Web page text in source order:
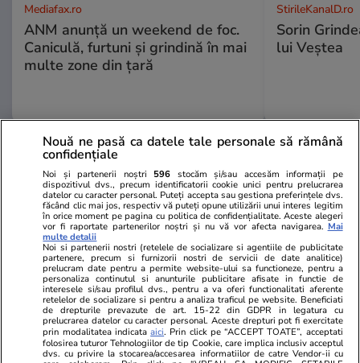
Mediafax.ro
ANM anunță un weekend de foc.
Caniculă, furtuni și grindină în mai
multe zone din țară
StirileKanalD.ro
Sorin
lui Veștea
PROMO
Nouă ne pasă ca datele tale personale să rămână
confidențiale
Noi și partenerii noștri 596 stocăm și/sau accesăm informații pe
dispozitivul dvs., precum identificatorii cookie unici pentru prelucrarea
datelor cu caracter personal. Puteți accepta sau gestiona preferințele dvs.
făcând clic mai jos, respectiv vă puteți opune utilizării unui interes legitim
în orice moment pe pagina cu politica de confidențialitate. Aceste alegeri
vor fi raportate partenerilor noștri și nu vă vor afecta navigarea. Mai
multe detalii
Noi si partenerii nostri (retelele de socializare si agentiile de publicitate
partenere, precum si furnizorii nostri de servicii de date analitice)
prelucram date pentru a permite website-ului sa functioneze, pentru a
personaliza continutul si anunturile publicitare afisate in functie de
interesele si/sau profilul dvs., pentru a va oferi functionalitati aferente
retelelor de socializare si pentru a analiza traficul pe website. Beneficiati
de drepturile prevazute de art. 15-22 din GDPR in legatura cu
prelucrarea datelor cu caracter personal. Aceste drepturi pot fi exercitate
prin modalitatea indicataaici. Prin click pe “ACCEPT TOATE”, acceptati
folosirea tuturor Tehnologiilor de tip Cookie, care implica inclusiv acceptul
dvs. cu privire la stocarea/accesarea informatiilor de catre Vendor-ii cu